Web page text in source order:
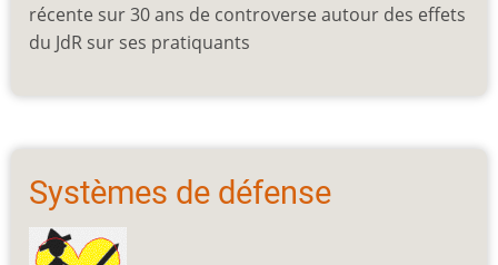
récente sur 30 ans de controverse autour des effets
du JdR sur ses pratiquants
Systèmes de défense